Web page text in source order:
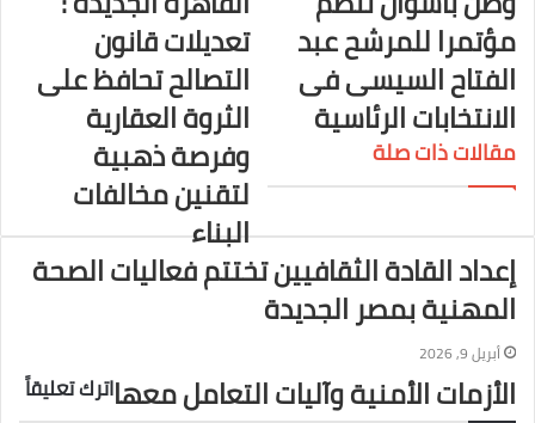
مؤتمرا للمرشح عبد
الفتاح السيسى فى
الانتخابات الرئاسية
تعديلات قانون
التصالح تحافظ على
الثروة العقارية
وفرصة ذهبية
لتقنين مخالفات
البناء
مقالات ذات صلة
إعداد القادة الثقافيين تختتم فعاليات الصحة
المهنية بمصر الجديدة
أبريل 9, 2026
الأزمات الأمنية وآليات التعامل معهااترك تعليقاً